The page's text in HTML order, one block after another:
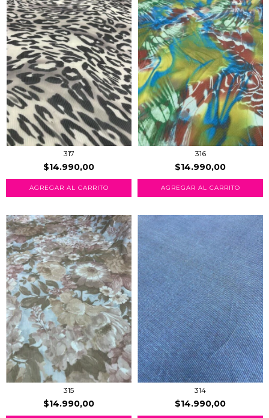
317
$14.990,00
AGREGAR AL CARRITO
316
$14.990,00
AGREGAR AL CARRITO
315
$14.990,00
314
$14.990,00